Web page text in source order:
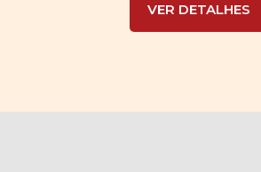
VER DETALHES